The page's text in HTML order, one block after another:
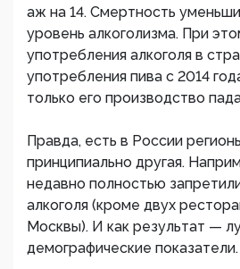
аж на 14. Смертность
уровень алкоголизма. При
употребления алкоголя в
употребления пива с 2014
только его производство
Правда, есть в России
принципиально другая.
недавно полностью
алкоголя (кроме двух
Москвы). И как результат —
демографические показатели.